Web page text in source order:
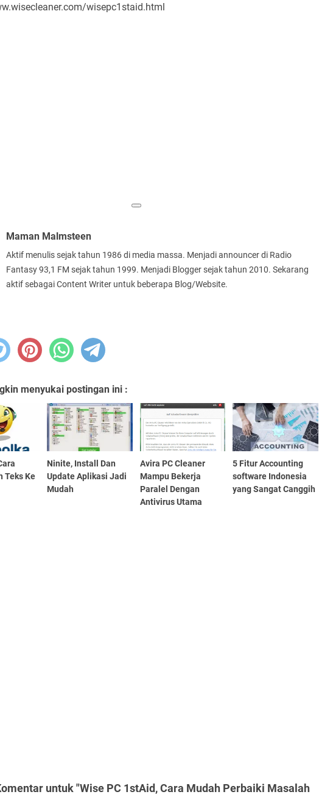
wisepc1staid.html
Maman Malmsteen
Aktif menulis sejak tahun 1986 di media massa. Menjadi announcer di Radio
Fantasy 93,1 FM sejak tahun 1999. Menjadi Blogger sejak tahun 2010. Sekarang
aktif sebagai Content Writer untuk beberapa Blog/Website.
menyukai postingan ini :
Teks Ke
Ninite, Install Dan
Update Aplikasi Jadi
Mudah
Avira PC Cleaner
Mampu Bekerja
Paralel Dengan
Antivirus Utama
5 Fitur Accounting
software Indonesia
yang Sangat Canggih
untuk "Wise PC 1stAid, Cara Mudah Perbaiki Masalah